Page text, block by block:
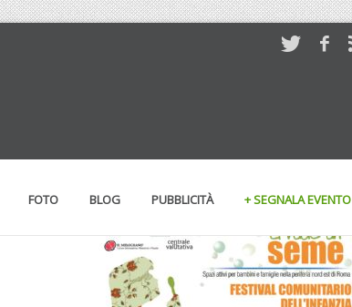
FOTO BLOG PUBBLICITÀ + SEGNALA EVENTO